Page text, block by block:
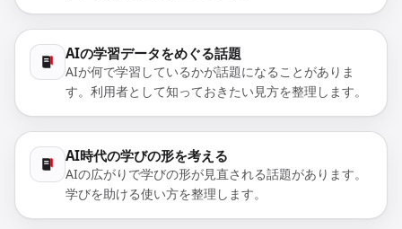
AIの学習データをめぐる話題
AIが何で学習しているかが話題になることがありま
す。利用者として知っておきたい見方を整理します。
AI時代の学びの形を考える
AIの広がりで学びの形が見直される話題があります。
学びを助ける使い方を整理します。